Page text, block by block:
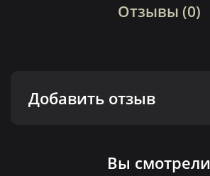
Отзывы (0)
Добавить отзыв
Вы смотрели